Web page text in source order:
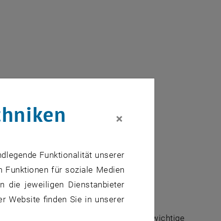
der Fakultät für
Informatik und Wirtschaftsinformatik wichtige
×
Funktionalität unserer
Funktionen für soziale Medien
die jeweiligen Dienstanbieter
Website finden Sie in unserer